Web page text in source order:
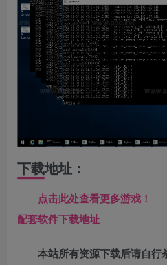
下载地址：
点击此处查看更多游戏！
配套软件下载地址
本站所有资源下载后请自行